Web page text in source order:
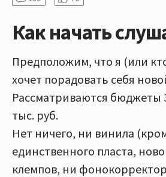
Как начать
Предположим, что я (или
хочет порадовать себя
Рассматриваются бюджеты
тыс. руб.
Нет ничего, ни винила
единственного пласта,
клемпов, ни